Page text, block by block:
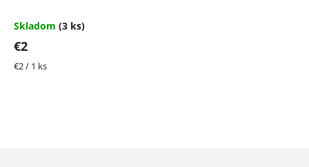
Skladom (3 ks)
€2
Jednotková
€2 / 1 ks